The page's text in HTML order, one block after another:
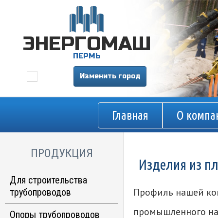
ЭНЕРГОМАШ
ПЕРМЬ
Изменить город
Главная О
ПРОДУКЦИЯ
Для строительства
трубопроводов
Опорно-направляющие
Опоры трубопроводов
Изделия из
Профиль нашей
промышленного